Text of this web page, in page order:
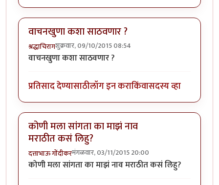
वाचनखुणा कशा साठवणार ?
श्रद्धाचिरागशुक्रवार, 09/10/2015 08:54
वाचनखुणा कशा साठवणार ?
प्रतिसाद देण्यासाठीलॉग इन कराकिंवासदस्य व्हा
कोणी मला सांगता का माझं नाव
मराठीत कसं लिहु?
दत्ताभाऊ गोंदीकरमंगळवार, 03/11/2015 20:00
कोणी मला सांगता का माझं नाव मराठीत कसं लिहु?